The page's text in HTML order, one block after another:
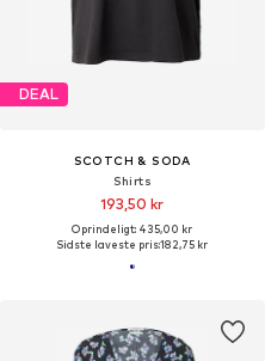
DEAL
SCOTCH & SODA
Shirts
193,50 kr
Oprindeligt: 435,00 kr
Sidste laveste pris:182,75 kr